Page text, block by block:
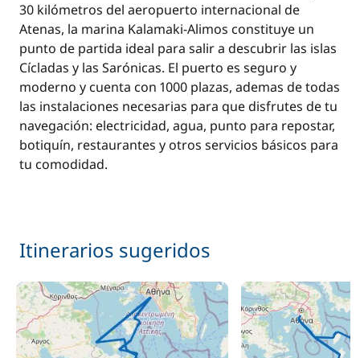
30 kilómetros del aeropuerto internacional de
Atenas, la marina Kalamaki-Alimos constituye un
punto de partida ideal para salir a descubrir las islas
Cícladas y las Sarónicas. El puerto es seguro y
moderno y cuenta con 1000 plazas, ademas de todas
las instalaciones necesarias para que disfrutes de tu
navegación: electricidad, agua, punto para repostar,
botiquín, restaurantes y otros servicios básicos para
tu comodidad.
Itinerarios sugeridos